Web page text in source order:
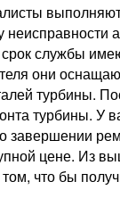
службы
они
турбины.
турбины. У
завершении
цене. Из
что бы